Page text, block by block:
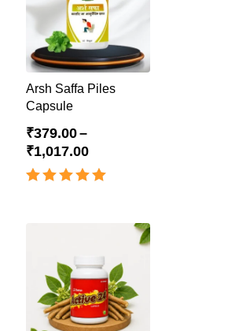
Arsh Saffa Piles
Capsule
₹379.00–
₹1,017.00